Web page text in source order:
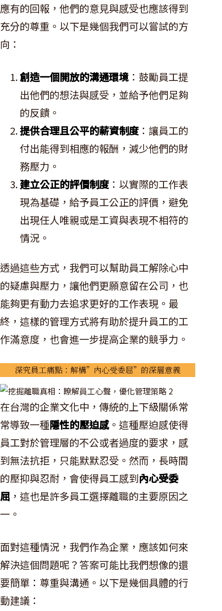
應有的回報，他們的意見與感受也應該得到
充分的尊重。以下是幾個我們可以嘗試的方
向：
創造一個開放的溝通環境 ：鼓勵員工提
出他們的想法與感受，並給予他們足夠
的反饋。
提供合理且公平的薪資制度 ：讓員工的
付出能得到相應的報酬，減少他們的財
務壓力。
建立公正的評價制度 ：以實際的工作表
現為基礎，給予員工公正的評價，避免
出現任人唯親或是工資與表現不相符的
情況。
透過這些方式，我們可以幫助員工解除心中
的疑慮與壓力，讓他們更願意留在公司，也
能夠更有動力去追求更好的工作表現。最
終，這樣的管理方式將有助於提升員工的工
作滿意度，也會進一步提高企業的競爭力。
深究員工痛點：解構”內心受委屈”的深層意義
在台灣的企業文化中，傳統的上下級關係常
常導致一種隱性的壓迫感。這種壓迫感使得
員工對於管理層的不公或者過度的要求，感
到無法抗拒，只能默默忍受。然而，長時間
的壓抑與忍耐，會使得員工感到內心受委
屈 ，這也是許多員工選擇離職的主要原因之
一。
面對這種情況，我們作為企業，應該如何來
解決這個問題呢？答案可能比我們想像的還
要簡單：尊重與溝通。以下是幾個具體的行
動建議：